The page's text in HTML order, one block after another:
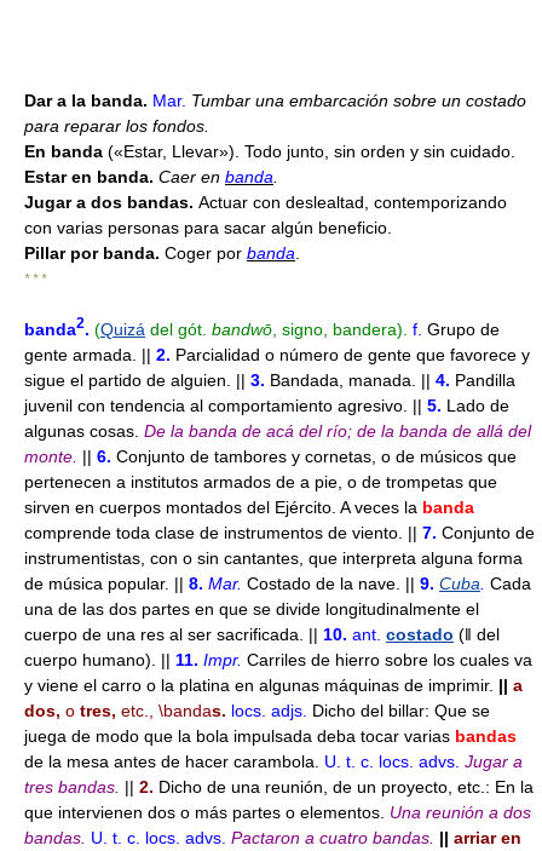
Dar a la banda. Mar. Tumbar una embarcación sobre un costado
para reparar los fondos.
En banda («Estar, Llevar»). Todo junto, sin orden y sin cuidado.
Estar en banda. Caer en banda.
Jugar a dos bandas. Actuar con deslealtad, contemporizando
con varias personas para sacar algún beneficio.
Pillar por banda. Coger por banda.
* * *
banda2. (Quizá del gót. bandwō , signo, bandera). f. Grupo de
gente armada. || 2. Parcialidad o número de gente que favorece y
sigue el partido de alguien. || 3. Bandada, manada. || 4. Pandilla
juvenil con tendencia al comportamiento agresivo. || 5. Lado de
algunas cosas. De la banda de acá del río; de la banda de allá del
monte. || 6. Conjunto de tambores y cornetas, o de músicos que
pertenecen a institutos armados de a pie, o de trompetas que
sirven en cuerpos montados del Ejército. A veces la banda
comprende toda clase de instrumentos de viento. || 7. Conjunto de
instrumentistas, con o sin cantantes, que interpreta alguna forma
de música popular. || 8. Mar. Costado de la nave. || 9. Cuba Cada
una de las dos partes en que se divide longitudinalmente el
cuerpo de una res al ser sacrificada. || 10. ant. costado (ǁ del
cuerpo humano). || 11. Impr. Carriles de hierro sobre los cuales va
y viene el carro o la platina en algunas máquinas de imprimir. || a
dos, o tres, etc., \bandas. locs. adjs. Dicho del billar: Que se
juega de modo que la bola impulsada deba tocar varias bandas
de la mesa antes de hacer carambola. U. t. c. locs. advs. Jugar a
tres bandas. || 2. Dicho de una reunión, de un proyecto, etc.: En la
que intervienen dos o más partes o elementos. Una reunión a dos
bandas. U. t. c. locs. advs. Pactaron a cuatro bandas. || arriar en